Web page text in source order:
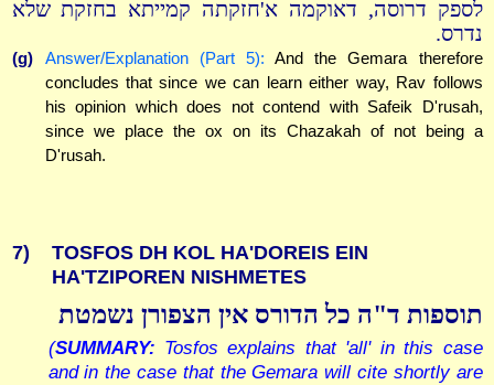
לספק דרוסה, דאוקמה א'חזקתה קמייתא בחזקת שלא
נדרס.
(g) Answer/Explanation (Part 5): And the Gemara therefore
concludes that since we can learn either way, Rav follows
his opinion which does not contend with Safeik D'rusah,
since we place the ox on its Chazakah of not being a
D'rusah.
7)
TOSFOS DH KOL HA'DOREIS EIN
HA'TZIPOREN NISHMETES
תוספות ד"ה כל הדורס אין הצפורן נשמטת
(SUMMARY: Tosfos explains that 'all' in this case
and in the case that the Gemara will cite shortly are